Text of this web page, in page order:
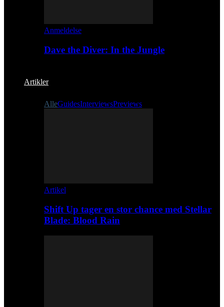
Anmeldelse
Dave the Diver: In the Jungle
Artikler
AlleGuidesInterviewsPreviews
Artikel
Shift Up tager en stor chance med Stellar
Blade: Blood Rain